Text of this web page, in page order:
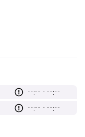
--:-- - --:--
--:-- - --:--